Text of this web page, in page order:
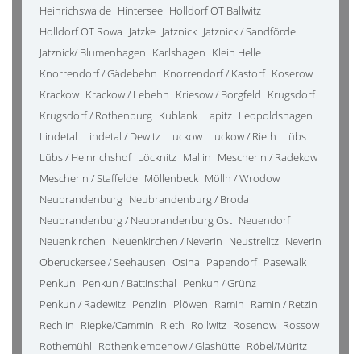
Heinrichswalde Hintersee Holldorf OT Ballwitz
Holldorf OT Rowa Jatzke Jatznick Jatznick / Sandförde
Jatznick/ Blumenhagen Karlshagen Klein Helle
Knorrendorf / Gädebehn Knorrendorf / Kastorf Koserow
Krackow Krackow / Lebehn Kriesow / Borgfeld Krugsdorf
Krugsdorf / Rothenburg Kublank Lapitz Leopoldshagen
Lindetal Lindetal / Dewitz Luckow Luckow / Rieth Lübs
Lübs / Heinrichshof Löcknitz Mallin Mescherin / Radekow
Mescherin / Staffelde Möllenbeck Mölln / Wrodow
Neubrandenburg Neubrandenburg / Broda
Neubrandenburg / Neubrandenburg Ost Neuendorf
Neuenkirchen Neuenkirchen / Neverin Neustrelitz Neverin
Oberuckersee / Seehausen Osina Papendorf Pasewalk
Penkun Penkun / Battinsthal Penkun / Grünz
Penkun / Radewitz Penzlin Plöwen Ramin Ramin / Retzin
Rechlin Riepke/Cammin Rieth Rollwitz Rosenow Rossow
Rothemühl Rothenklempenow / Glashütte Röbel/Müritz